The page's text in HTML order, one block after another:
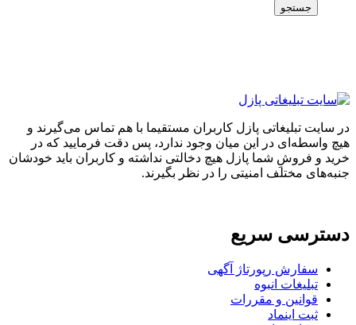
جستجو
در سایت تبلیغاتی پازل کاربران مستقیما با هم تماس می‌گیرند و
هیچ واسطه‌ای در این میان وجود ندارد، پس دقت فرمایید که در
خرید و فروشِ شما پازل هیچ دخالتی نداشته و کاربران باید خودشان
جنبه‌های مختلف امنیتی را در نظر بگیرند.
دسترسی سریع
سفارش رپورتاژ آگهی
تبلیغات انبوه
قوانین و مقررات
ثبت اینماد